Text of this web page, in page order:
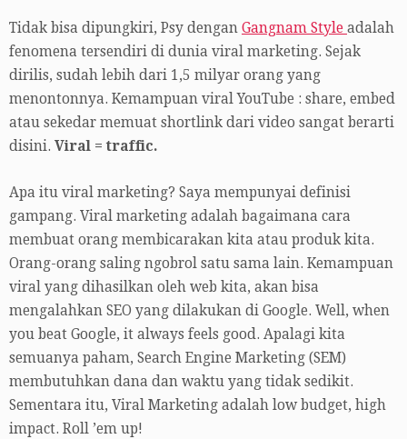
Tidak bisa dipungkiri, Psy dengan Gangnam Style adalah
fenomena tersendiri di dunia viral marketing. Sejak
dirilis, sudah lebih dari 1,5 milyar orang yang
menontonnya. Kemampuan viral YouTube : share, embed
atau sekedar memuat shortlink dari video sangat berarti
disini. Viral = traffic.
Apa itu viral marketing? Saya mempunyai definisi
gampang. Viral marketing adalah bagaimana cara
membuat orang membicarakan kita atau produk kita.
Orang-orang saling ngobrol satu sama lain. Kemampuan
viral yang dihasilkan oleh web kita, akan bisa
mengalahkan SEO yang dilakukan di Google. Well, when
you beat Google, it always feels good. Apalagi kita
semuanya paham, Search Engine Marketing (SEM)
membutuhkan dana dan waktu yang tidak sedikit.
Sementara itu, Viral Marketing adalah low budget, high
impact. Roll ’em up!